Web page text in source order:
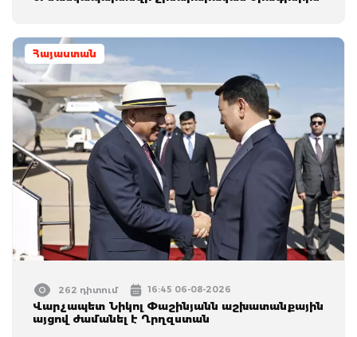
Հայաստան
262 դիտում 16:45 06-08-2026
Վարչապետ Նիկոլ Փաշինյանն աշխատանքային
այցով ժամանել է Ղրղզստան